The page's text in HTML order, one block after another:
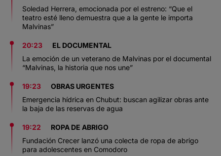
Soledad Herrera, emocionada por el estreno: “Que el
teatro esté lleno demuestra que a la gente le importa
Malvinas”
20:23
EL DOCUMENTAL
La emoción de un veterano de Malvinas por el documental
“Malvinas, la historia que nos une”
19:23
OBRAS URGENTES
Emergencia hídrica en Chubut: buscan agilizar obras ante
la baja de las reservas de agua
19:22
ROPA DE ABRIGO
Fundación Crecer lanzó una colecta de ropa de abrigo
para adolescentes en Comodoro